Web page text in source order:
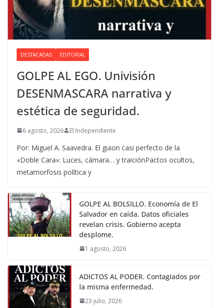
DESTACADAS EDITORIAL
GOLPE AL EGO. Univisión
DESENMASCARA narrativa y
estética de seguridad.
6 agosto, 2026 El Independiente
Por: Miguel A. Saavedra. El guion casi perfecto de la
«Doble Cara»: Luces, cámara… y traiciónPactos ocultos,
metamorfosis política y
GOLPE AL BOLSILLO. Economía de El
Salvador en caída. Datos oficiales
revelan crisis. Gobierno acepta
desplome.
1 agosto, 2026
ADICTOS AL PODER. Contagiados por
la misma enfermedad.
23 julio, 2026